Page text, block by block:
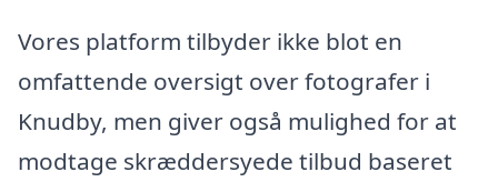
Vores platform tilbyder ikke blot en
omfattende oversigt over fotografer i
Knudby, men giver også mulighed for at
modtage skræddersyede tilbud baseret